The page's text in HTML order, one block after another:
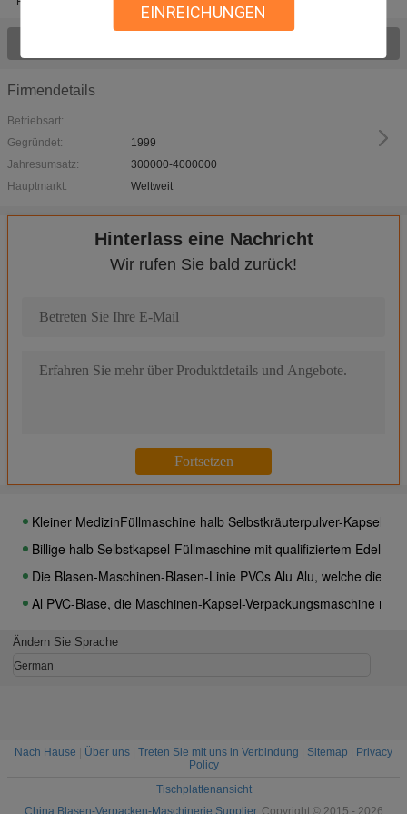
EINREICHUNGEN
Firmendetails
Betriebsart:
Gegründet:
1999
Jahresumsatz:
300000-4000000
Hauptmarkt:
Weltweit
Hinterlass eine Nachricht
Wir rufen Sie bald zurück!
Horizontaler Blasen-Verpackungsmaschine pharmazeutischer
Blasen-Verpackungsmaschine Eco freundliche Full Auto mini
Blasen-Verpackungsmaschine DPP-140E volle automatische
Flüssige automatische Blasen-Verpackungsmaschine für
Kleiner MedizinFüllmaschine halb Selbstkräuterpulver-Kapsel-
Billige halb Selbstkapsel-Füllmaschine mit qualifiziertem
Die Blasen-Maschinen-Blasen-Linie PVCs Alu Alu, welche die
Al PVC-Blase, die Maschinen-Kapsel-Verpackungsmaschine mit
Ändern Sie Sprache
German
Nach Hause Über uns Treten Sie mit uns in Verbindung Sitemap
Privacy
Policy
Tischplattenansicht
China Blasen-Verpacken-Maschinerie Supplier. Copyright © 2015 - 2026